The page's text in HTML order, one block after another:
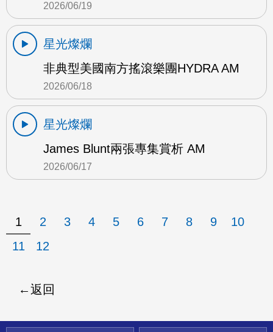
2026/06/19
星光燦爛
非典型美國南方搖滾樂團HYDRA AM
2026/06/18
星光燦爛
James Blunt兩張專集賞析 AM
2026/06/17
1 2 3 4 5 6 7 8 9
10
11
12
返回